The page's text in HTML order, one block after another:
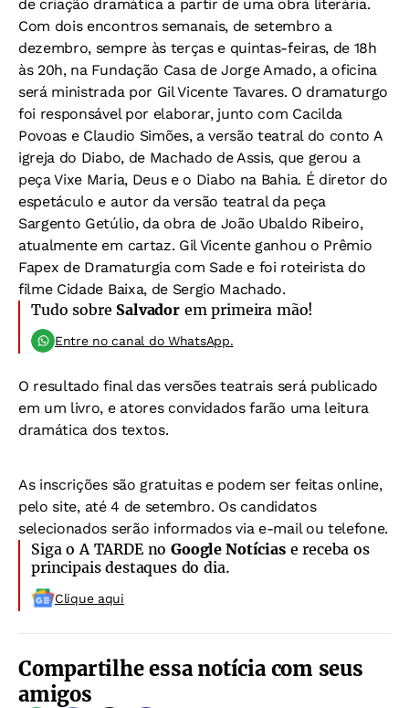
de criação dramática a partir de uma obra literária.
Com dois encontros semanais, de setembro a
dezembro, sempre às terças e quintas-feiras, de 18h
às 20h, na Fundação Casa de Jorge Amado, a oficina
será ministrada por Gil Vicente Tavares. O dramaturgo
foi responsável por elaborar, junto com Cacilda
Povoas e Claudio Simões, a versão teatral do conto A
igreja do Diabo, de Machado de Assis, que gerou a
peça Vixe Maria, Deus e o Diabo na Bahia. É diretor do
espetáculo e autor da versão teatral da peça
Sargento Getúlio, da obra de João Ubaldo Ribeiro,
atualmente em cartaz. Gil Vicente ganhou o Prêmio
Fapex de Dramaturgia com Sade e foi roteirista do
filme Cidade Baixa, de Sergio Machado.
Tudo sobre Salvadorem primeira mão!
Entre no canal do WhatsApp.
O resultado final das versões teatrais será publicado
em um livro, e atores convidados farão uma leitura
dramática dos textos.
As inscrições são gratuitas e podem ser feitas online,
pelo site, até 4 de setembro. Os candidatos
selecionados serão informados via e-mail ou telefone.
Siga o A TARDE noGoogle Notíciase receba os
principais destaques do dia.
Clique aqui
Compartilhe essa notícia com seus
amigos